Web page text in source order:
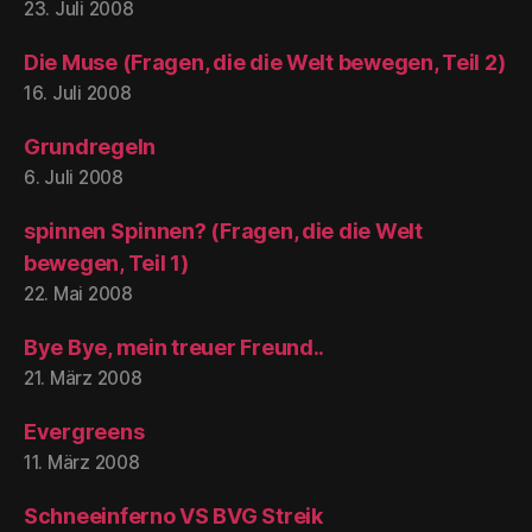
23. Juli 2008
Die Muse (Fragen, die die Welt bewegen, Teil 2)
16. Juli 2008
Grundregeln
6. Juli 2008
spinnen Spinnen? (Fragen, die die Welt
bewegen, Teil 1)
22. Mai 2008
Bye Bye, mein treuer Freund..
21. März 2008
Evergreens
11. März 2008
Schneeinferno VS BVG Streik